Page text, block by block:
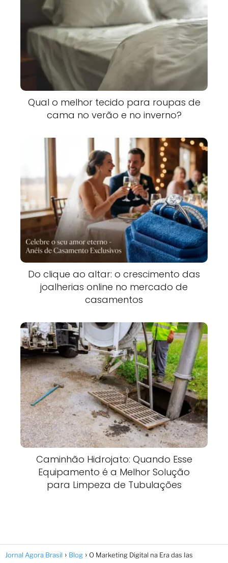
Qual o melhor tecido para roupas de
cama no verão e no inverno?
Do clique ao altar: o crescimento das
joalherias online no mercado de
casamentos
Caminhão Hidrojato: Quando Esse
Equipamento é a Melhor Solução
para Limpeza de Tubulações
Jornal Agora Brasil Blog O Marketing Digital na Era das Ias